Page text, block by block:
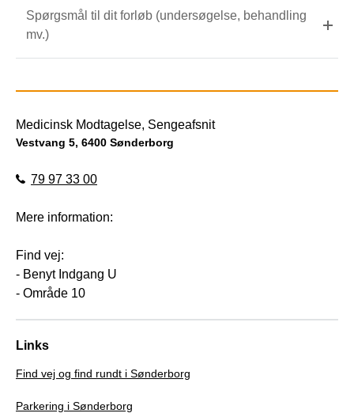
Spørgsmål til dit forløb (undersøgelse, behandling
mv.)
Links
Find vej og find rundt i Sønderborg
Parkering i Sønderborg
Medicinsk Modtagelse, Sengeafsnit
Vestvang 5, 6400 Sønderborg
79 97 33 00
Mere information:
Find vej:
- Benyt Indgang U
- Område 10